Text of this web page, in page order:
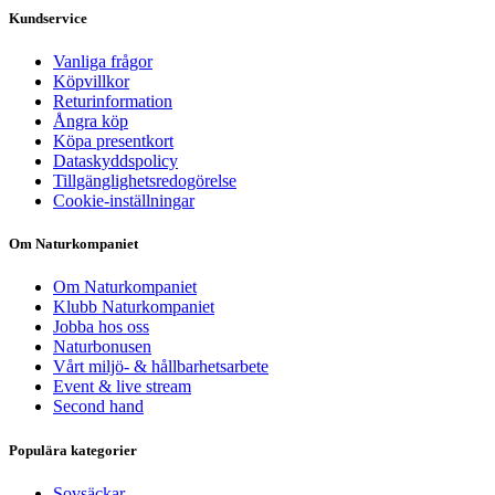
Kundservice
Vanliga frågor
Köpvillkor
Returinformation
Ångra köp
Köpa presentkort
Dataskyddspolicy
Tillgänglighetsredogörelse
Cookie-inställningar
Om Naturkompaniet
Om Naturkompaniet
Klubb Naturkompaniet
Jobba hos oss
Naturbonusen
Vårt miljö- & hållbarhetsarbete
Event & live stream
Second hand
Populära kategorier